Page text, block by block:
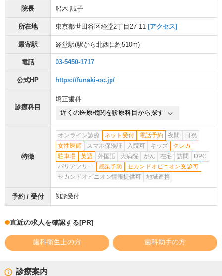
院長 船木 誠子
所在地 東京都世田谷区経堂2丁目27-11 [アクセス]
最寄駅 経堂駅(駅から北西に約510m)
電話 03-5450-1717
公式HP https://funaki-oc.jp/
診療科目
矯正歯科
近くの医療機関を診療科目から探す
特徴
オンライン診療 ネット受付 電話予約 夜間
日祝
女性医師
スマホ保険証 入院可 キッズ
クレカ
駐車場
英語 外国語 大病院 がん 在宅 訪問
DPC
バリアフリー
感染予防
セカンドオピニオン受診可
セカンドオピニオン情報提供可
地域連携
予約 / 受付 初診受付
直近の求人を確認する[PR]
歯科衛生士の方 歯科助手の方
診療案内